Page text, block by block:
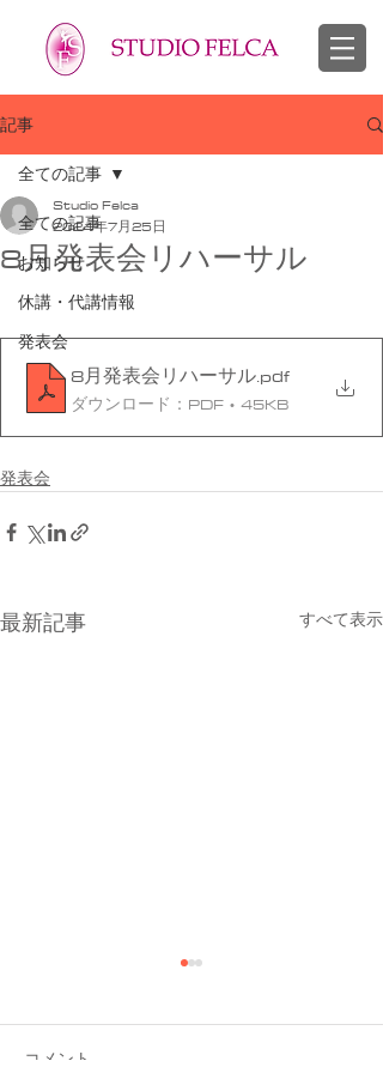
記事
全ての記事
お知らせ
休講・代講情報
発表会
全ての記事
8月発表会リハーサル
Studio Felca
2024年7月25日
8月発表会リハーサル.pdf
ダウンロード：PDF • 45KB
発表会
最新記事 すべて表示
コメント